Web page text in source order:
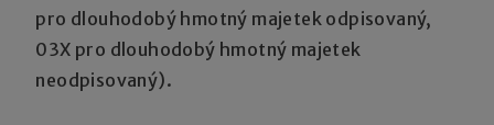
pro dlouhodobý hmotný majetek odpisovaný,
03X pro dlouhodobý hmotný majetek
neodpisovaný).